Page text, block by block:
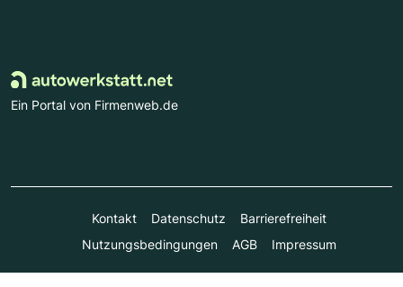
Ein Portal von Firmenweb.de
Kontakt Datenschutz
Barrierefreiheit
Nutzungsbedingungen
AGB Impressum